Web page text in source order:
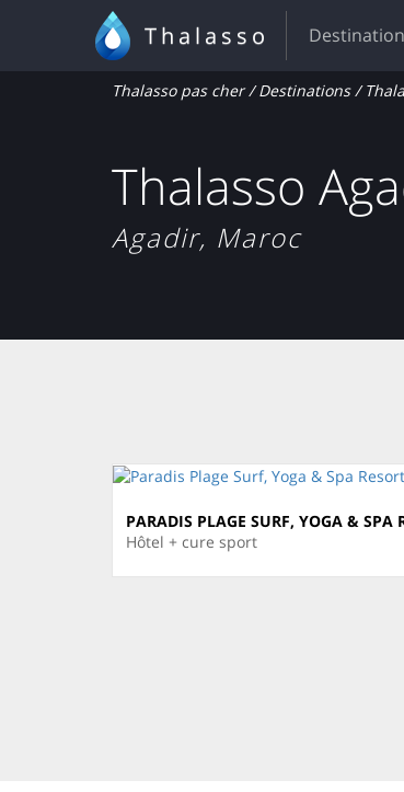
Thalasso
Thalasso
Agadir, Maroc
Thalasso pas cher/Destinations/
PARADIS PLAGE SURF, YOGA & SPA
Hôtel + cure sport